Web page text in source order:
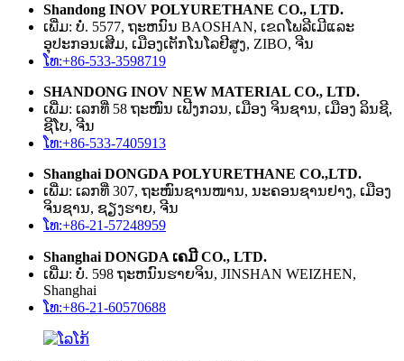
Shandong INOV POLYURETHANE CO., LTD.
ເພີ່ມ: ບໍ່. 5577, ຖະຫນົນ BAOSHAN, ເຂດໂພລີເມີແລະ
ອຸປະກອນເສີມ, ເມືອງເຕັກໂນໂລຢີສູງ, ZIBO, ຈີນ
ໂທ:+86-533-3598719
SHANDONG INOV NEW MATERIAL CO., LTD.
ເພີ່ມ: ເລກທີ່ 58 ຖະໜົນ ເຟີງກວນ, ເມືອງ ຈິນຊານ, ເມືອງ ລິນຊີ,
ຊີໂບ, ຈີນ
ໂທ:+86-533-7405913
Shanghai DONGDA POLYURETHANE CO.,LTD.
ເພີ່ມ: ເລກທີ່ 307, ຖະໜົນຊານໜານ, ນະຄອນຊານຢາງ, ເມືອງ
ຈິນຊານ, ຊຽງຮາຍ, ຈີນ
ໂທ:+86-21-57248959
Shanghai DONGDA ເຄມີ CO., LTD.
ເພີ່ມ: ບໍ່. 598 ຖະ​ຫນົນ​ຮາຍ​ຈິນ​, JINSHAN WEIZHEN​,
Shanghai​
ໂທ:+86-21-60570688